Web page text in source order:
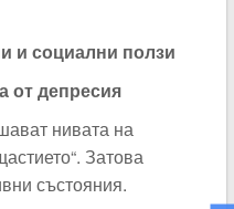
и социални ползи
от депресия
нивата на
Затова
състояния.